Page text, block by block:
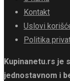
Kontakt
Uslovi
Politika
Kupinanetu.rs je
jednostavnom i